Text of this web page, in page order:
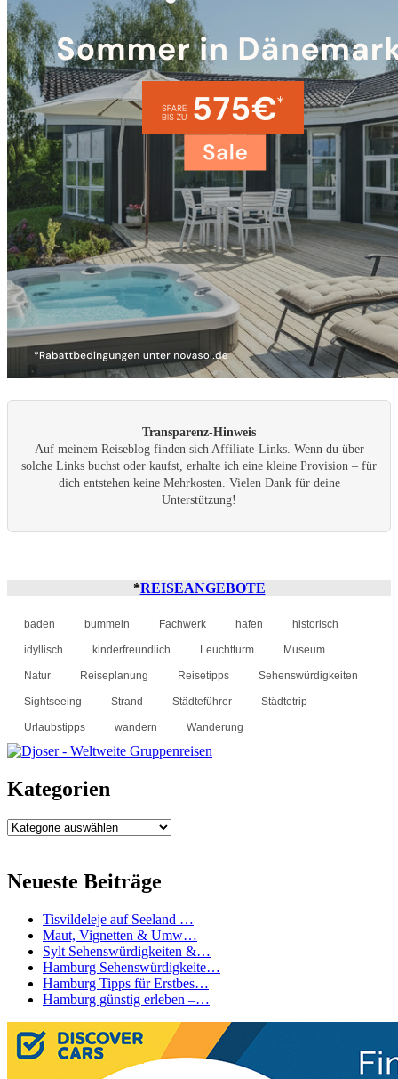
Transparenz-Hinweis
Auf meinem Reiseblog finden sich Affiliate-Links. Wenn du über
solche Links buchst oder kaufst, erhalte ich eine kleine Provision – für
dich entstehen keine Mehrkosten. Vielen Dank für deine
Unterstützung!
*REISEANGEBOTE
baden bummeln Fachwerk hafen historisch
idyllisch kinderfreundlich Leuchtturm Museum
Natur Reiseplanung Reisetipps Sehenswürdigkeiten
Sightseeing Strand Städteführer Städtetrip
Urlaubstipps wandern Wanderung
Kategorien
Kategorien
Neueste Beiträge
Tisvildeleje auf Seeland …
Maut, Vignetten & Umw…
Sylt Sehenswürdigkeiten &…
Hamburg Sehenswürdigkeite…
Hamburg Tipps für Erstbes…
Hamburg günstig erleben –…